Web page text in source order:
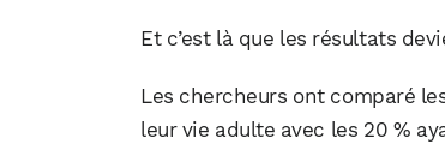
Et c’est là que les résultats
Les chercheurs ont comparé
leur vie adulte avec les 20 %